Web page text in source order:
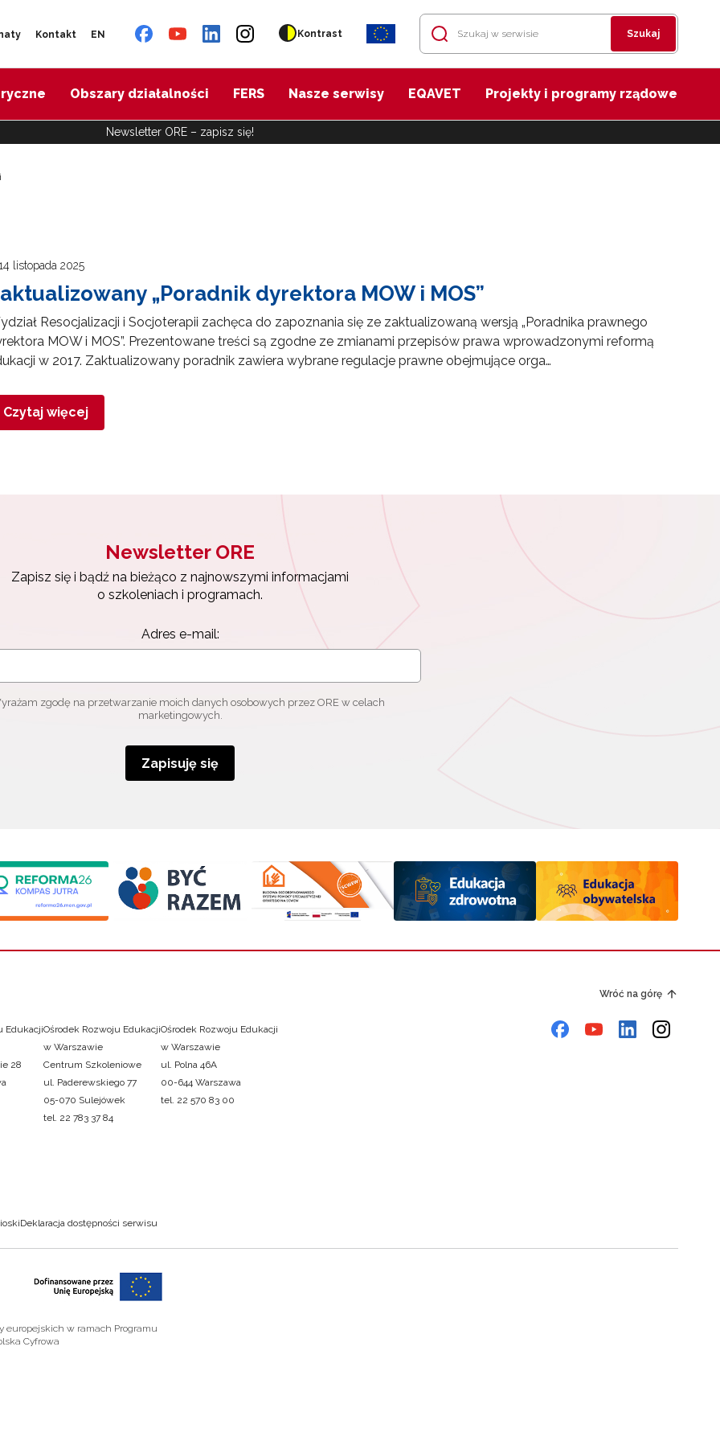
Kontakt EN Kontrast Szukaj
Obszary działalności FERS Nasze serwisy EQAVET Projekty i programy rządowe
Newsletter ORE – zapisz się!
listopada 2025
„Poradnik dyrektora MOW i MOS”
Resocjalizacji i Socjoterapii zachęca do zapoznania się ze zaktualizowaną wersją „Poradnika prawnego
MOW i MOS”. Prezentowane treści są zgodne ze zmianami przepisów prawa wprowadzonymi reformą
w 2017. Zaktualizowany poradnik zawiera wybrane regulacje prawne obejmujące orga…
Czytaj więcej
Newsletter ORE
Zapisz się i bądź na bieżąco z najnowszymi informacjami
o szkoleniach i programach.
Adres e-mail:
zgodę na przetwarzanie moich danych osobowych przez ORE w celach
marketingowych.
Zapisuję się
Wróć na górę
Edukacji
28
Ośrodek Rozwoju Edukacji
w Warszawie
Centrum Szkoleniowe
ul. Paderewskiego 77
05-070 Sulejówek
tel. 22 783 37 84
Ośrodek Rozwoju Edukacji
w Warszawie
ul. Polna 46A
00-644 Warszawa
tel. 22 570 83 00
Deklaracja dostępności serwisu
europejskich w ramach Programu
Cyfrowa